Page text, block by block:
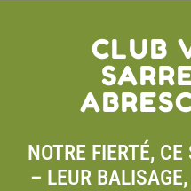
CLUB
NOTRE FIERTÉ,
– LEUR